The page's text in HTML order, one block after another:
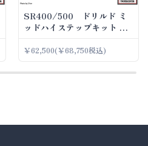
SR400/500 ドリルド ミ
ッドハイステップキット パ
￥62,500(￥68,750税込)